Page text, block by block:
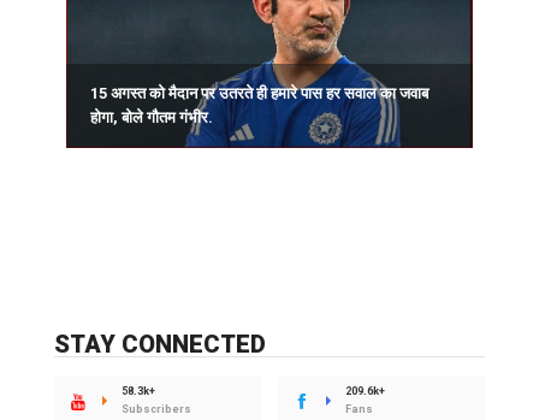
15 अगस्त को मैदान पर उतरते ही हमारे पास हर सवाल का जवाब
होगा, बोले गौतम गंभीर.
STAY CONNECTED
58.3k+
Subscribers
209.6k+
Fans